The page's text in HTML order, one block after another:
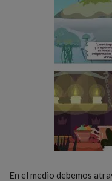
En el medio debemos